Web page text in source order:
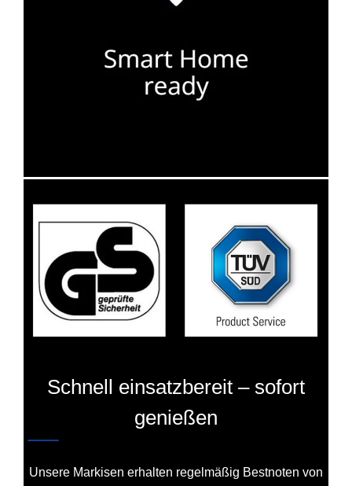
Schnell einsatzbereit – sofort
genießen
Unsere Markisen erhalten regelmäßig Bestnoten von